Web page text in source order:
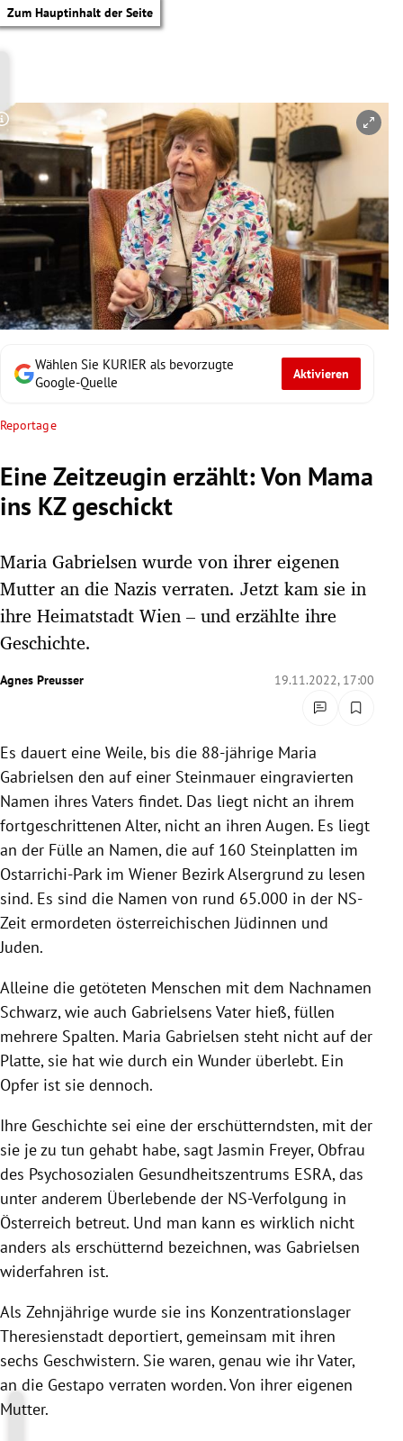
Zum Hauptinhalt der Seite
Untermenü
Untermenü
Untermenü
Untermenü
Untermenü
Untermenü
Untermenü
Untermenü
Untermenü
Wählen Sie KURIER als bevorzugte
Google-Quelle
Aktivieren
Reportage
Eine Zeitzeugin erzählt: Von Mama
ins KZ geschickt
Maria Gabrielsen wurde von ihrer eigenen
Mutter an die Nazis verraten. Jetzt kam sie in
ihre Heimatstadt Wien – und erzählte ihre
Geschichte.
Agnes Preusser 19.11.2022, 17:00
Copyright-Hinweis öffnen/schließen
Es dauert eine Weile, bis die 88-jährige Maria
Gabrielsen den auf einer Steinmauer eingravierten
Namen ihres Vaters findet. Das liegt nicht an ihrem
fortgeschrittenen Alter, nicht an ihren Augen. Es liegt
an der Fülle an Namen, die auf 160 Steinplatten im
Ostarrichi-Park im Wiener Bezirk Alsergrund zu lesen
sind. Es sind die Namen von rund 65.000 in der NS-
Zeit ermordeten österreichischen Jüdinnen und
Juden.
Alleine die getöteten Menschen mit dem Nachnamen
Schwarz, wie auch Gabrielsens Vater hieß, füllen
mehrere Spalten. Maria Gabrielsen steht nicht auf der
Platte, sie hat wie durch ein Wunder überlebt. Ein
Opfer ist sie dennoch.
Ihre Geschichte sei eine der erschütterndsten, mit der
sie je zu tun gehabt habe, sagt Jasmin Freyer, Obfrau
des Psychosozialen Gesundheitszentrums ESRA, das
unter anderem Überlebende der NS-Verfolgung in
Österreich betreut. Und man kann es wirklich nicht
anders als erschütternd bezeichnen, was Gabrielsen
widerfahren ist.
Als Zehnjährige wurde sie ins Konzentrationslager
Theresienstadt deportiert, gemeinsam mit ihren
sechs Geschwistern. Sie waren, genau wie ihr Vater,
an die Gestapo verraten worden. Von ihrer eigenen
Mutter.